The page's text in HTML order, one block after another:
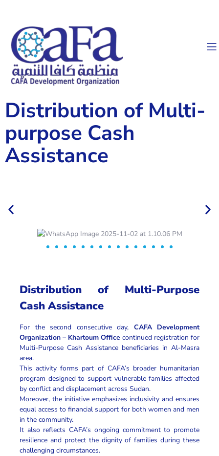
Distribution of Multi-
purpose Cash
Assistance
Distribution of Multi-Purpose
Cash Assistance
For the second consecutive day, CAFA Development
Organization – Khartoum Office continued registration for
Multi-Purpose Cash Assistance beneficiaries in Al-Masra
area.
This activity forms part of CAFA’s broader humanitarian
program designed to support vulnerable families affected
by conflict and displacement across Sudan.
Moreover, the initiative emphasizes inclusivity and ensures
equal access to financial support for both women and men
in the community.
It also reflects CAFA’s ongoing commitment to promote
resilience and protect the dignity of families during these
challenging circumstances.